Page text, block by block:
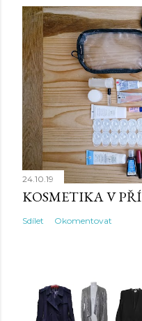
24.10.19
KOSMETIKA V
Sdílet Okomentovat